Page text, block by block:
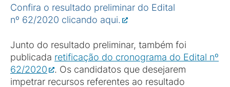
Confira o resultado preliminar do Edital
nº 62/2020 clicando aqui.
Junto do resultado preliminar, também foi
publicada retificação do cronograma do Edital nº
62/2020
. Os candidatos que desejarem
impetrar recursos referentes ao resultado